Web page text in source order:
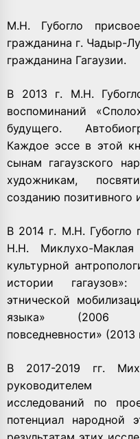
М.Н. Губогло
гражданина г. Чадыр-
гражданина Гагаузии.
В 2013 г. М.Н.
воспоминаний
будущего.
Каждое эссе в этой
сынам гагаузского
художникам,
созданию позитивного
В 2014 г. М.Н.
Н.Н. Миклухо-
культурной
истории
этнической
языка» (2006
повседневности» (2013
В 2017-2019 гг.
руководителем
исследований по
потенциал народной